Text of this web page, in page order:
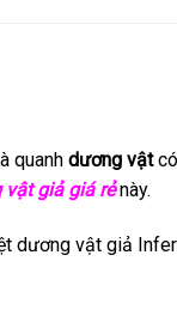
quanh dương vật
vật giả giá rẻnày.
dương vật giả